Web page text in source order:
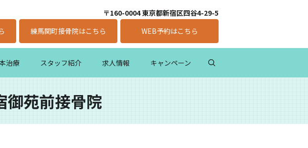
〒160-0004 東京都新宿区四谷4-29-5
練馬関町接骨院はこちら WEB予約はこちら
治療 スタッフ紹介 求人情報 キャンペーン
御苑前接骨院